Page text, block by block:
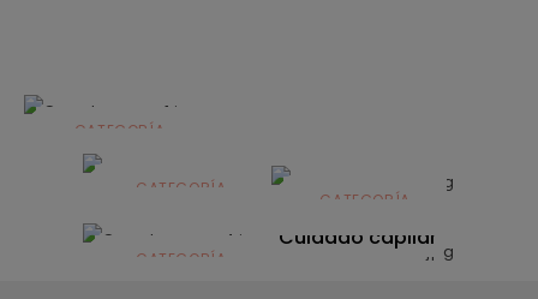
CATEGORÍA
Alimentación
infantilCATEGORÍA
Dermocosmética
CATEGORÍA
Solares
CATEGORÍA
Cuidado capilar